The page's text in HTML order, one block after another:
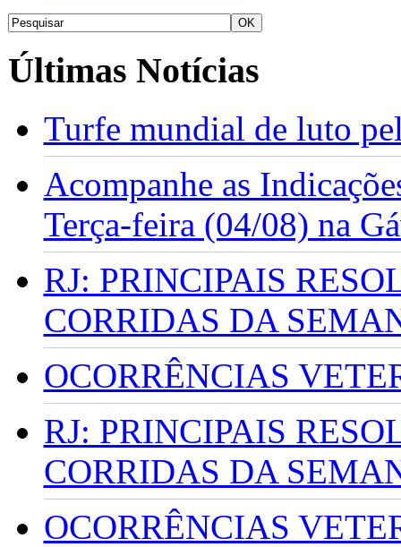
Últimas Notícias
Turfe mundial de luto
Acompanhe as
Terça-feira (04/08) na
RJ: PRINCIPAIS
CORRIDAS DA
OCORRÊNCIAS
RJ: PRINCIPAIS
CORRIDAS DA
OCORRÊNCIAS